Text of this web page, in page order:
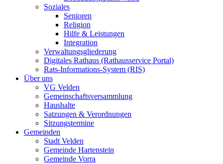
Soziales
Senioren
Religion
Hilfe & Leistungen
Integration
Verwaltungsgliederung
Digitales Rathaus (Rathausservice Portal)
Rats-Informations-System (RIS)
Über uns
VG Velden
Gemeinschaftsversammlung
Haushalte
Satzungen & Verordnungen
Sitzungstermine
Gemeinden
Stadt Velden
Gemeinde Hartenstein
Gemeinde Vorra